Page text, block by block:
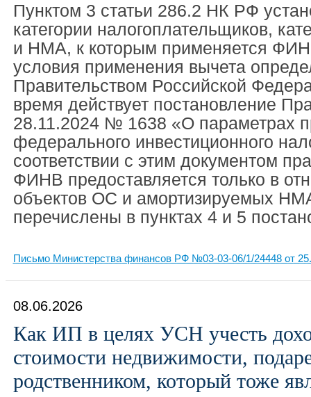
Пунктом 3 статьи 286.2 НК РФ
категории налогоплательщиков,
и НМА, к которым применяется
условия применения вычета
Правительством Российской
время действует постановление
28.11.2024 № 1638 «О параметрах
федерального инвестиционного
соответствии с этим документом
ФИНВ предоставляется только в
объектов ОС и амортизируемых
перечислены в пунктах 4 и 5
Письмо Министерства финансов РФ №03-03-06/1/24448 от
08.06.2026
Как ИП в целях УСН учесть
стоимости недвижимости,
родственником, который тоже